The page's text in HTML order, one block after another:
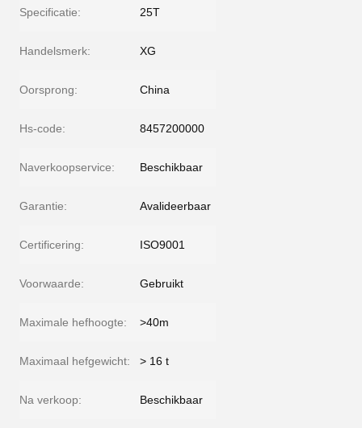
Specificatie: 25T
Handelsmerk: XG
Oorsprong: China
Hs-code: 8457200000
Naverkoopservice: Beschikbaar
Garantie: Avalideerbaar
Certificering: ISO9001
Voorwaarde: Gebruikt
Maximale hefhoogte: >40m
Maximaal hefgewicht: > 16 t
Na verkoop: Beschikbaar